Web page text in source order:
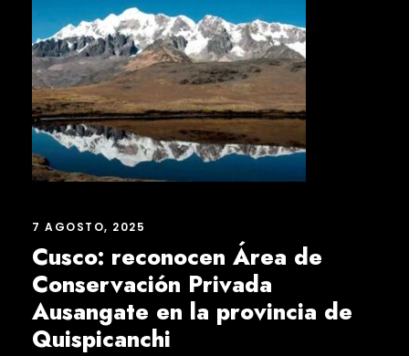
7 AGOSTO, 2025
Cusco: reconocen Área de
Conservación Privada
Ausangate en la provincia de
Quispicanchi